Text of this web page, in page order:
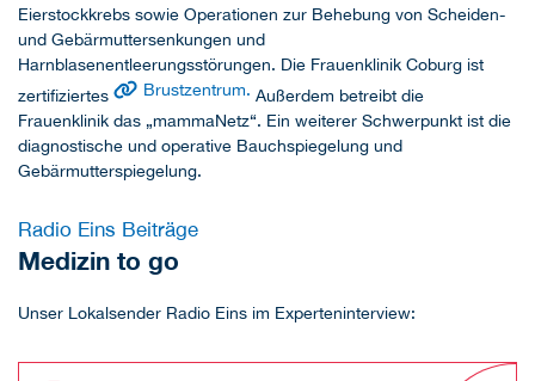
Eierstockkrebs sowie Operationen zur Behebung von Scheiden-
und Gebärmuttersenkungen und
Harnblasenentleerungsstörungen. Die Frauenklinik Coburg ist
zertifiziertes
Brustzentrum. Außerdem betreibt die
Frauenklinik das „mammaNetz“. Ein weiterer Schwerpunkt ist die
diagnostische und operative Bauchspiegelung und
Gebärmutterspiegelung.
Radio Eins Beiträge
Medizin to go
Unser Lokalsender Radio Eins im Experteninterview: